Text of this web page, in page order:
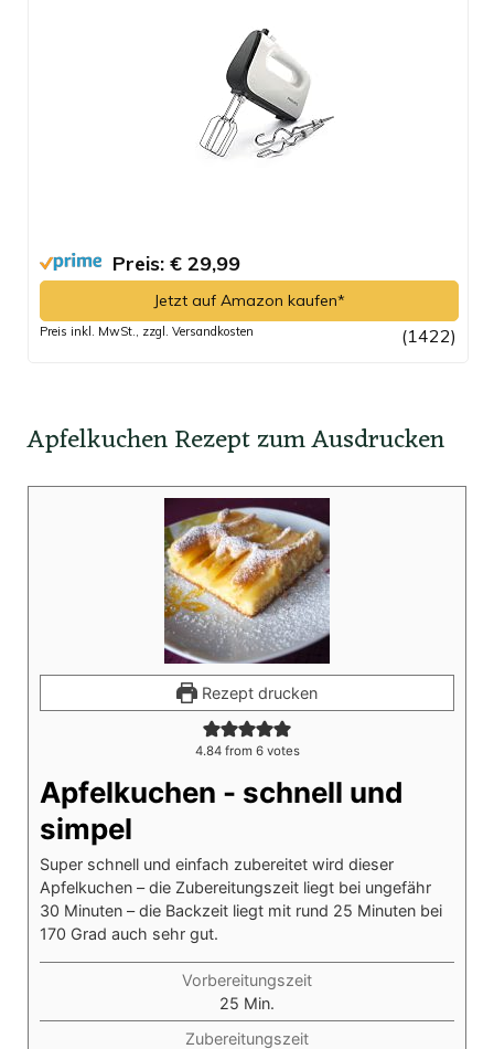
Preis: € 29,99
Jetzt auf Amazon kaufen*
Preis inkl. MwSt., zzgl. Versandkosten (1422)
Apfelkuchen Rezept zum Ausdrucken
Rezept drucken
4.84from 6votes
Apfelkuchen - schnell und
simpel
Super schnell und einfach zubereitet wird dieser
Apfelkuchen – die Zubereitungszeit liegt bei ungefähr
30 Minuten – die Backzeit liegt mit rund 25 Minuten bei
170 Grad auch sehr gut.
Vorbereitungszeit
25 Minuten
Min.
Zubereitungszeit